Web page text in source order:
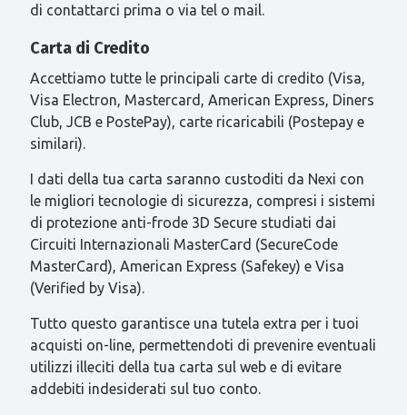
di contattarci prima o via tel o mail.
Carta di Credito
Accettiamo tutte le principali carte di credito (Visa,
Visa Electron, Mastercard, American Express, Diners
Club, JCB e PostePay), carte ricaricabili (Postepay e
similari).
I dati della tua carta saranno custoditi da Nexi con
le migliori tecnologie di sicurezza, compresi i sistemi
di protezione anti-frode 3D Secure studiati dai
Circuiti Internazionali MasterCard (SecureCode
MasterCard), American Express (Safekey) e Visa
(Verified by Visa).
Tutto questo garantisce una tutela extra per i tuoi
acquisti on-line, permettendoti di prevenire eventuali
utilizzi illeciti della tua carta sul web e di evitare
addebiti indesiderati sul tuo conto.